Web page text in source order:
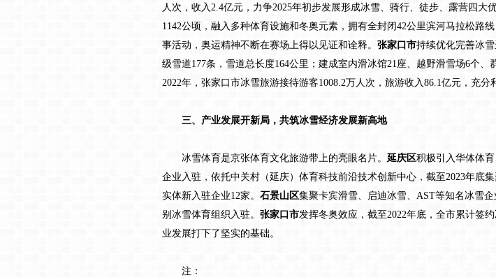
人次，收入2.4亿元，力争2025年初步发展形成冰雪、骑行、徒步、露营四大
1142公顷，融入多种体育设施和冬奥元素，拥有全封闭42公里滨河马拉松路
事活动，奥运精神不断在赛场上得以见证和诠释。 张家口市持续优化完善冰
级雪道177条，雪道总长度164公里；建成室内滑冰馆21座、越野滑雪场6个
2022年，张家口市冰雪旅游接待游客1008.2万人次，旅游收入86.1亿元，充分
三、产业发展开新局，共筑冰雪经济发展新高地
冰雪体育是京张体育文化旅游带上的亮眼名片。 延庆区积极引入华体体
企业入驻，依托中关村（延庆）体育科技前沿技术创新中心，截至2023年底
实体新入驻企业12家。 石景山区集聚卡宾滑雪、启迪冰雪、AST等知名冰雪
别冰雪体育组织入驻。 张家口市发挥冬奥效应，截至2022年底，全市累计签
业发展打下了坚实的基础。
注：